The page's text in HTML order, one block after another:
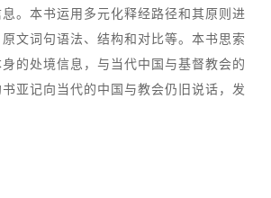
。本书运用多元化释经路径和其原则进
文词句语法、结构和对比等。本书思索
的处境信息，与当代中国与基督教会的
亚记向当代的中国与教会仍旧说话，发